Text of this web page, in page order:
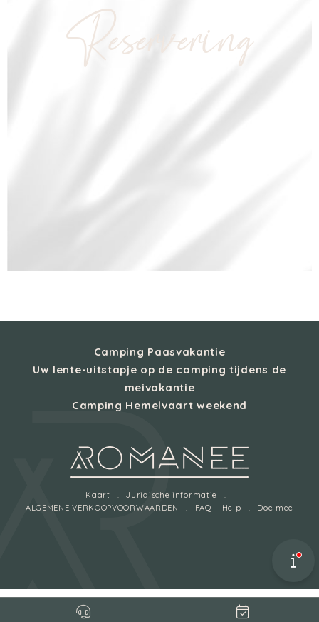
Reservering
Camping Paasvakantie
Uw lente-uitstapje op de camping tijdens de
meivakantie
Camping Hemelvaart weekend
Kaart
Juridische informatie
ALGEMENE VERKOOPVOORWAARDEN
FAQ – Help Doe mee